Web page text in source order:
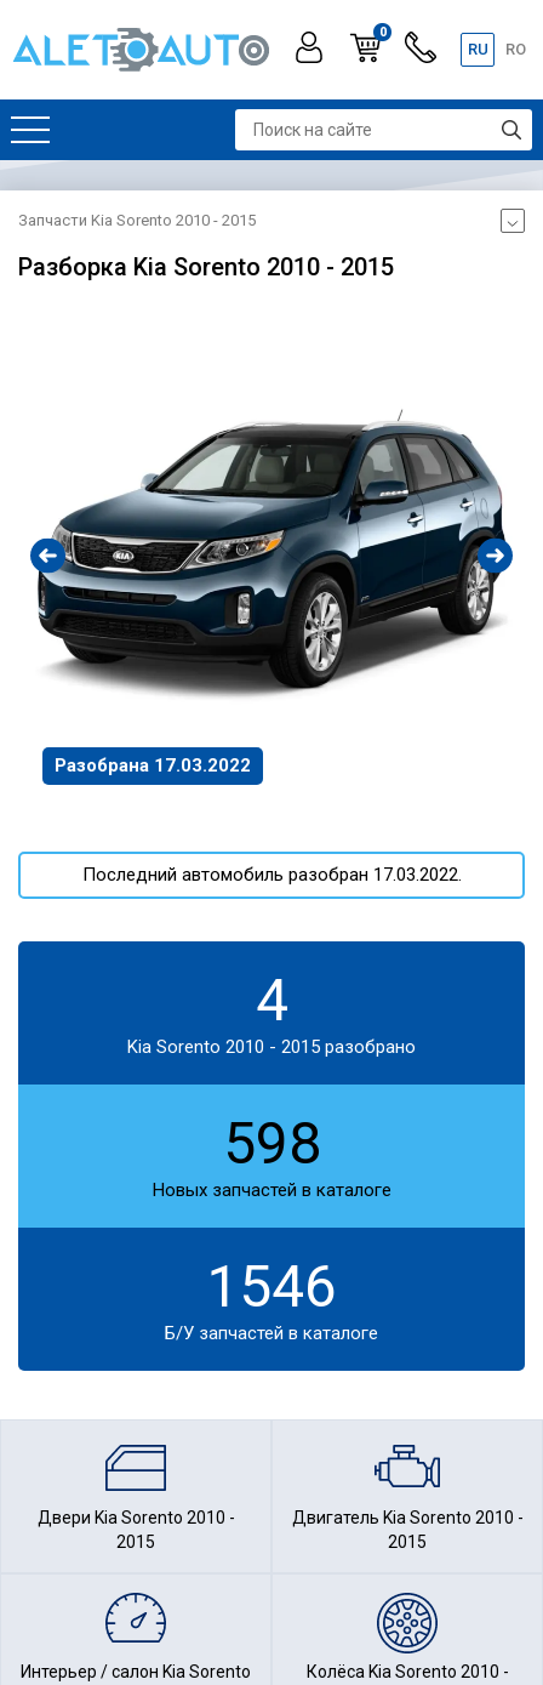
0
RU RO
Запчасти Kia Sorento 2010 - 2015
Разборка Kia Sorento 2010 - 2015
Разобрана 17.03.2022
Последний автомобиль разобран 17.03.2022.
4
Kia Sorento 2010 - 2015 разобрано
598
Новых запчастей в каталоге
1546
Б/У запчастей в каталоге
Двери Kia Sorento 2010 -
2015
Двигатель Kia Sorento 2010 -
2015
Интерьер / салон Kia Sorento
Колёса Kia Sorento 2010 -